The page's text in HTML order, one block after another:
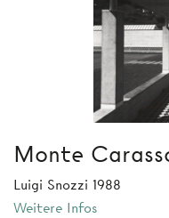
Monte
Luigi Snozzi 1988
Weitere Infos